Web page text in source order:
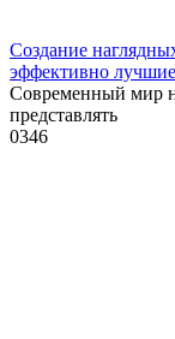
Создание
эффективно
Современный мир
представлять
0346